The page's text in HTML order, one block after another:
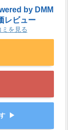
by DMM
レビュー
ミを見る
▶